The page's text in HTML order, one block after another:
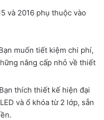
và 2016 phụ thuộc vào
muốn tiết kiệm chi phí,
nâng cấp nhỏ về thiết
Bạn thích thiết kế hiện đại
và ổ khóa từ 2 lớp, sẵn